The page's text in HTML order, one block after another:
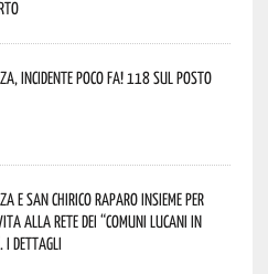
incidente poco fa! 118 sul posto
e San Chirico Raparo insieme per
alla rete dei “Comuni Lucani in
I dettagli